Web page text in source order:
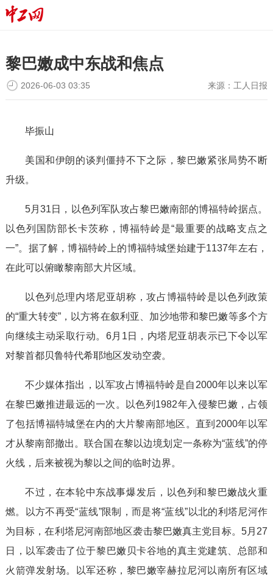
黎巴嫩成中东战和焦点
来源： 工人日报
2026-06-03 03:35
毕振山
美国和伊朗的谈判僵持不下之际，黎巴嫩紧张局势不断
升级。
5月31日，以色列军队攻占黎巴嫩南部的博福特岭据点。
以色列国防部长卡茨称，博福特岭是“最重要的战略支点之
一”。据了解，博福特岭上的博福特城堡始建于1137年左右，
在此可以俯瞰黎南部大片区域。
以色列总理内塔尼亚胡称，攻占博福特岭是以色列政策
的“重大转变”，以方将在叙利亚、加沙地带和黎巴嫩等多个方
向继续主动采取行动。6月1日，内塔尼亚胡表示已下令以军
对黎首都贝鲁特代希耶地区发动空袭。
不少媒体指出，以军攻占博福特岭是自2000年以来以军
在黎巴嫩推进最远的一次。以色列1982年入侵黎巴嫩，占领
了包括博福特城堡在内的大片黎南部地区。直到2000年以军
才从黎南部撤出。联合国在黎以边境划定一条称为“蓝线”的停
火线，后来被视为黎以之间的临时边界。
不过，在本轮中东战事爆发后，以色列和黎巴嫩战火重
燃。以方不再受“蓝线”限制，而是将“蓝线”以北的利塔尼河作
为目标，在利塔尼河南部地区袭击黎巴嫩真主党目标。5月27
日，以军袭击了位于黎巴嫩贝卡谷地的真主党建筑、总部和
火箭弹发射场。以军还称，黎巴嫩宰赫拉尼河以南所有区域